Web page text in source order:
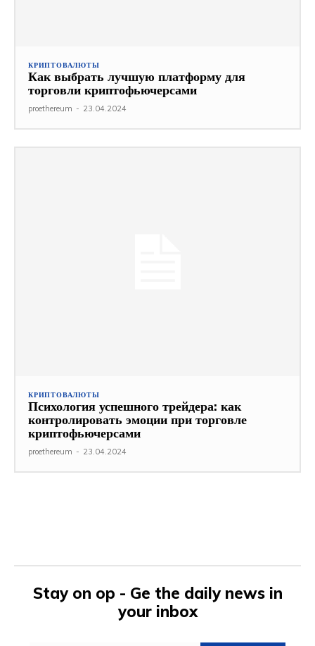
КРИПТОВАЛЮТЫ
Как выбрать лучшую платформу для
торговли криптофьючерсами
proethereum - 23.04.2024
КРИПТОВАЛЮТЫ
Психология успешного трейдера: как
контролировать эмоции при торговле
криптофьючерсами
proethereum - 23.04.2024
Stay on op - Ge the daily news in
your inbox